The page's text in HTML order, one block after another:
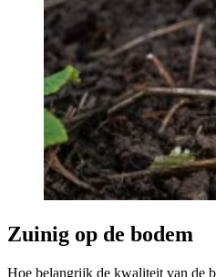
Zuinig op de bodem
Hoe belangrijk de kwaliteit van de